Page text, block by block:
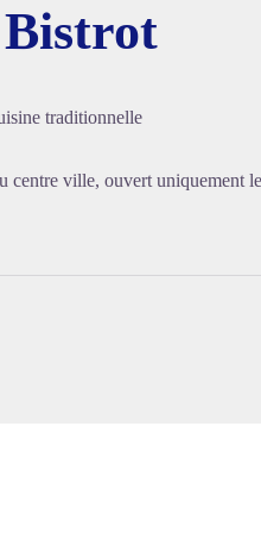
traditionnelle
centre ville, ouvert uniquement